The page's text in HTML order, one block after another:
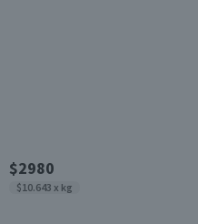
$2980
$10.643 x kg